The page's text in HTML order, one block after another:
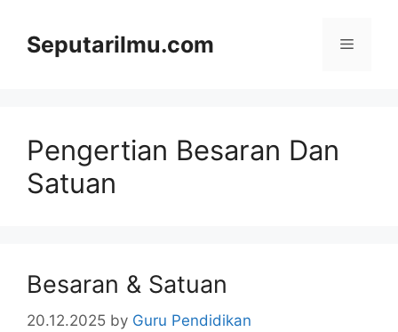
contentSeputarilmu.com Menu
Pengertian Besaran Dan
Satuan
Besaran & Satuan
20.12.2025 by Guru Pendidikan